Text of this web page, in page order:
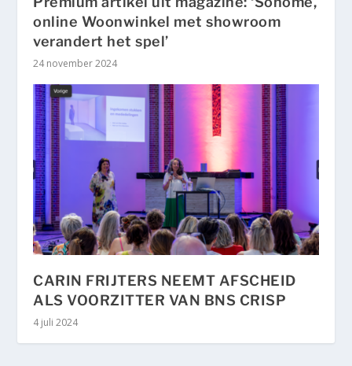
online Woonwinkel met showroom
verandert het spel’
24 november 2024
CARIN FRIJTERS NEEMT AFSCHEID
ALS VOORZITTER VAN BNS CRISP
4 juli 2024